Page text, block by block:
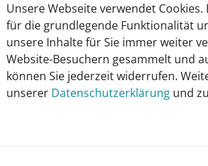
Rudern Spaß macht? Gerne
Unsere Webseite verwendet
für die grundlegende Funktionalität
unsere Inhalte für Sie immer weiter
Website-Besuchern gesammelt und
können Sie jederzeit widerrufen.
unserer Datenschutzerklärung und